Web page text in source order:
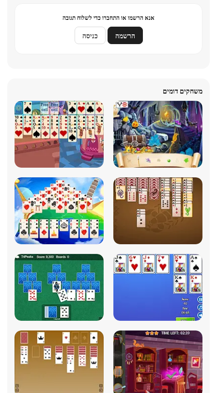
אנא הרשמו או התחברו כדי לשלוח תגובה
הרשמה כניסה
משחקים דומים